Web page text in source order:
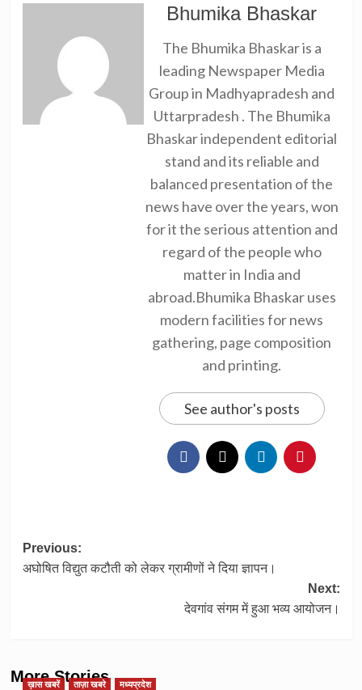
Bhumika Bhaskar
The Bhumika Bhaskar is a
leading Newspaper Media
Group in Madhyapradesh and
Uttarpradesh . The Bhumika
Bhaskar independent editorial
stand and its reliable and
balanced presentation of the
news have over the years, won
for it the serious attention and
regard of the people who
matter in India and
abroad.Bhumika Bhaskar uses
modern facilities for news
gathering, page composition
and printing.
See author's posts
Post
navigation
Previous:
अघोषित विद्युत कटौती को लेकर ग्रामीणों ने दिया ज्ञापन।
Next:
देवगांव संगम में हुआ भव्य आयोजन।
More Stories
ख़ास खबरें ताज़ा खबरे मध्यप्रदेश